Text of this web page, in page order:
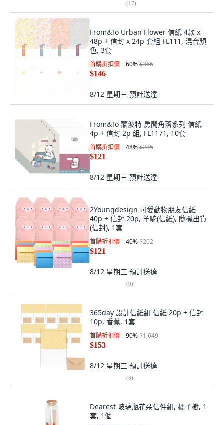
(17)
From&To Urban Flower 信紙 4款 x
48p + 信封 x 24p 套組 FL111, 混合顏
色, 3套
首購折扣價 60%$366
$146
8/12 星期三 預計送達
From&To 蒙波特 房間角落系列 信紙
4p + 信封 2p 組, FL1171, 10套
首購折扣價 48%$235
$121
8/12 星期三 預計送達
2Youngdesign 可愛動物朋友信紙
40p + 信封 20p, 羊駝(信紙), 隨機出貨
(信封), 1套
首購折扣價 40%$202
$121
8/12 星期三 預計送達
(9)
365day 設計信紙組 信紙 20p + 信封
10p, 香蕉, 1套
首購折扣價 90%$1,649
$153
8/12 星期三 預計送達
(8)
Dearest 玻璃瓶花朵信件組, 橘子樹, 1
套, 1個